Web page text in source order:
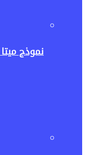
نموذج